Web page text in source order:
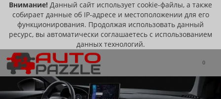
Внимание! Данный сайт использует cookie-файлы, а также
собирает данные об IP-адресе и местоположении для его
функционирования. Продолжая использовать данный
ресурс, вы автоматически соглашаетесь с использованием
данных технологий.
0